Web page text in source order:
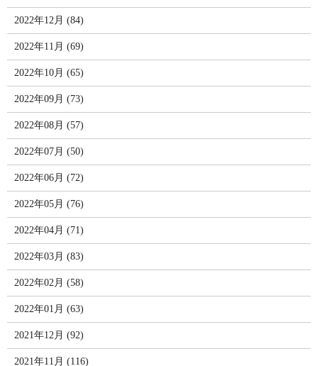
2022年12月 (84)
2022年11月 (69)
2022年10月 (65)
2022年09月 (73)
2022年08月 (57)
2022年07月 (50)
2022年06月 (72)
2022年05月 (76)
2022年04月 (71)
2022年03月 (83)
2022年02月 (58)
2022年01月 (63)
2021年12月 (92)
2021年11月 (116)